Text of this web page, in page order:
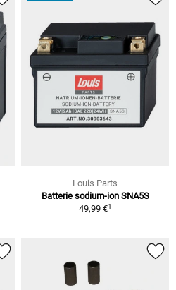
Louis Parts
Batterie sodium-ion SNA5S
49,99 €1